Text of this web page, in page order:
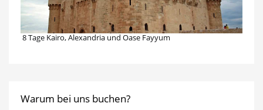
8 Tage Kairo, Alexandria und Oase Fayyum
Warum bei uns buchen?